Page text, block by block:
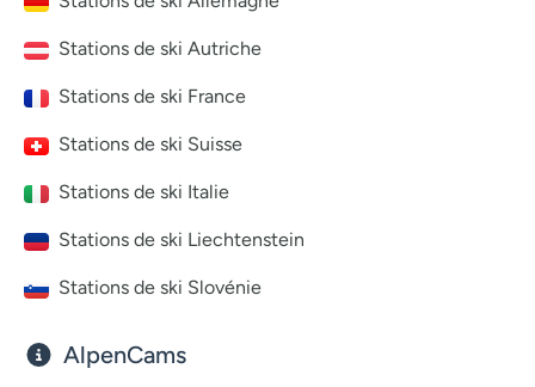
Stations de ski Autriche
Stations de ski France
Stations de ski Suisse
Stations de ski Italie
Stations de ski Liechtenstein
Stations de ski Slovénie
AlpenCams